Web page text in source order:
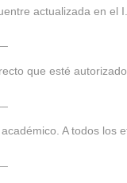
actualizada en el
que esté autorizado.
A todos los